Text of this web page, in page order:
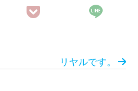
リヤルです。